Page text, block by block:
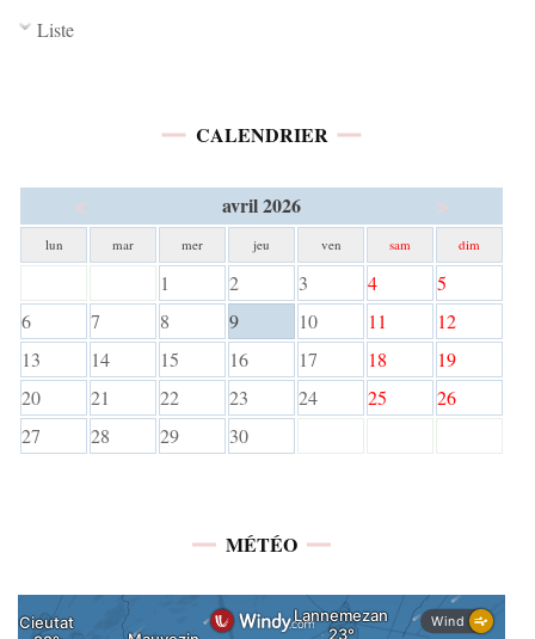
Liste
CALENDRIER
< avril 2026 >
lun mar mer jeu ven sam dim
1 2 3 4
5
6
7 8 9 10 11
12
13
14 15 16 17 18
19
20
21 22 23 24 25
26
27
28 29 30
MÉTÉO